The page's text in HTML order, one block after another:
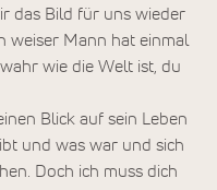
das Bild für uns wieder
weiser Mann hat einmal
wie die Welt ist, du
Blick auf sein Leben
und was war und sich
Doch ich muss dich